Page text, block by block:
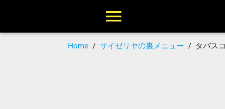
Home /サイゼリヤの裏メニュー / タバスコ